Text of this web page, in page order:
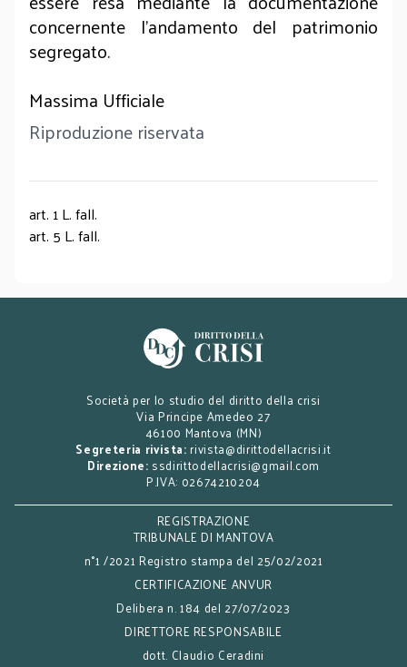
concernente l’andamento del patrimonio
segregato.
Massima Ufficiale
Riproduzione riservata
art. 1 L. fall.
art. 5 L. fall.
Società per lo studio del diritto della crisi
Via Principe Amedeo 27
46100 Mantova (MN)
Segreteria rivista: rivista@dirittodellacrisi.it
Direzione: ssdirittodellacrisi@gmail.com
P.IVA: 02674210204
REGISTRAZIONE
TRIBUNALE DI MANTOVA
n°1 /2021 Registro stampa del 25/02/2021
CERTIFICAZIONE ANVUR
Delibera n. 184 del 27/07/2023
DIRETTORE RESPONSABILE
dott. Claudio Ceradini